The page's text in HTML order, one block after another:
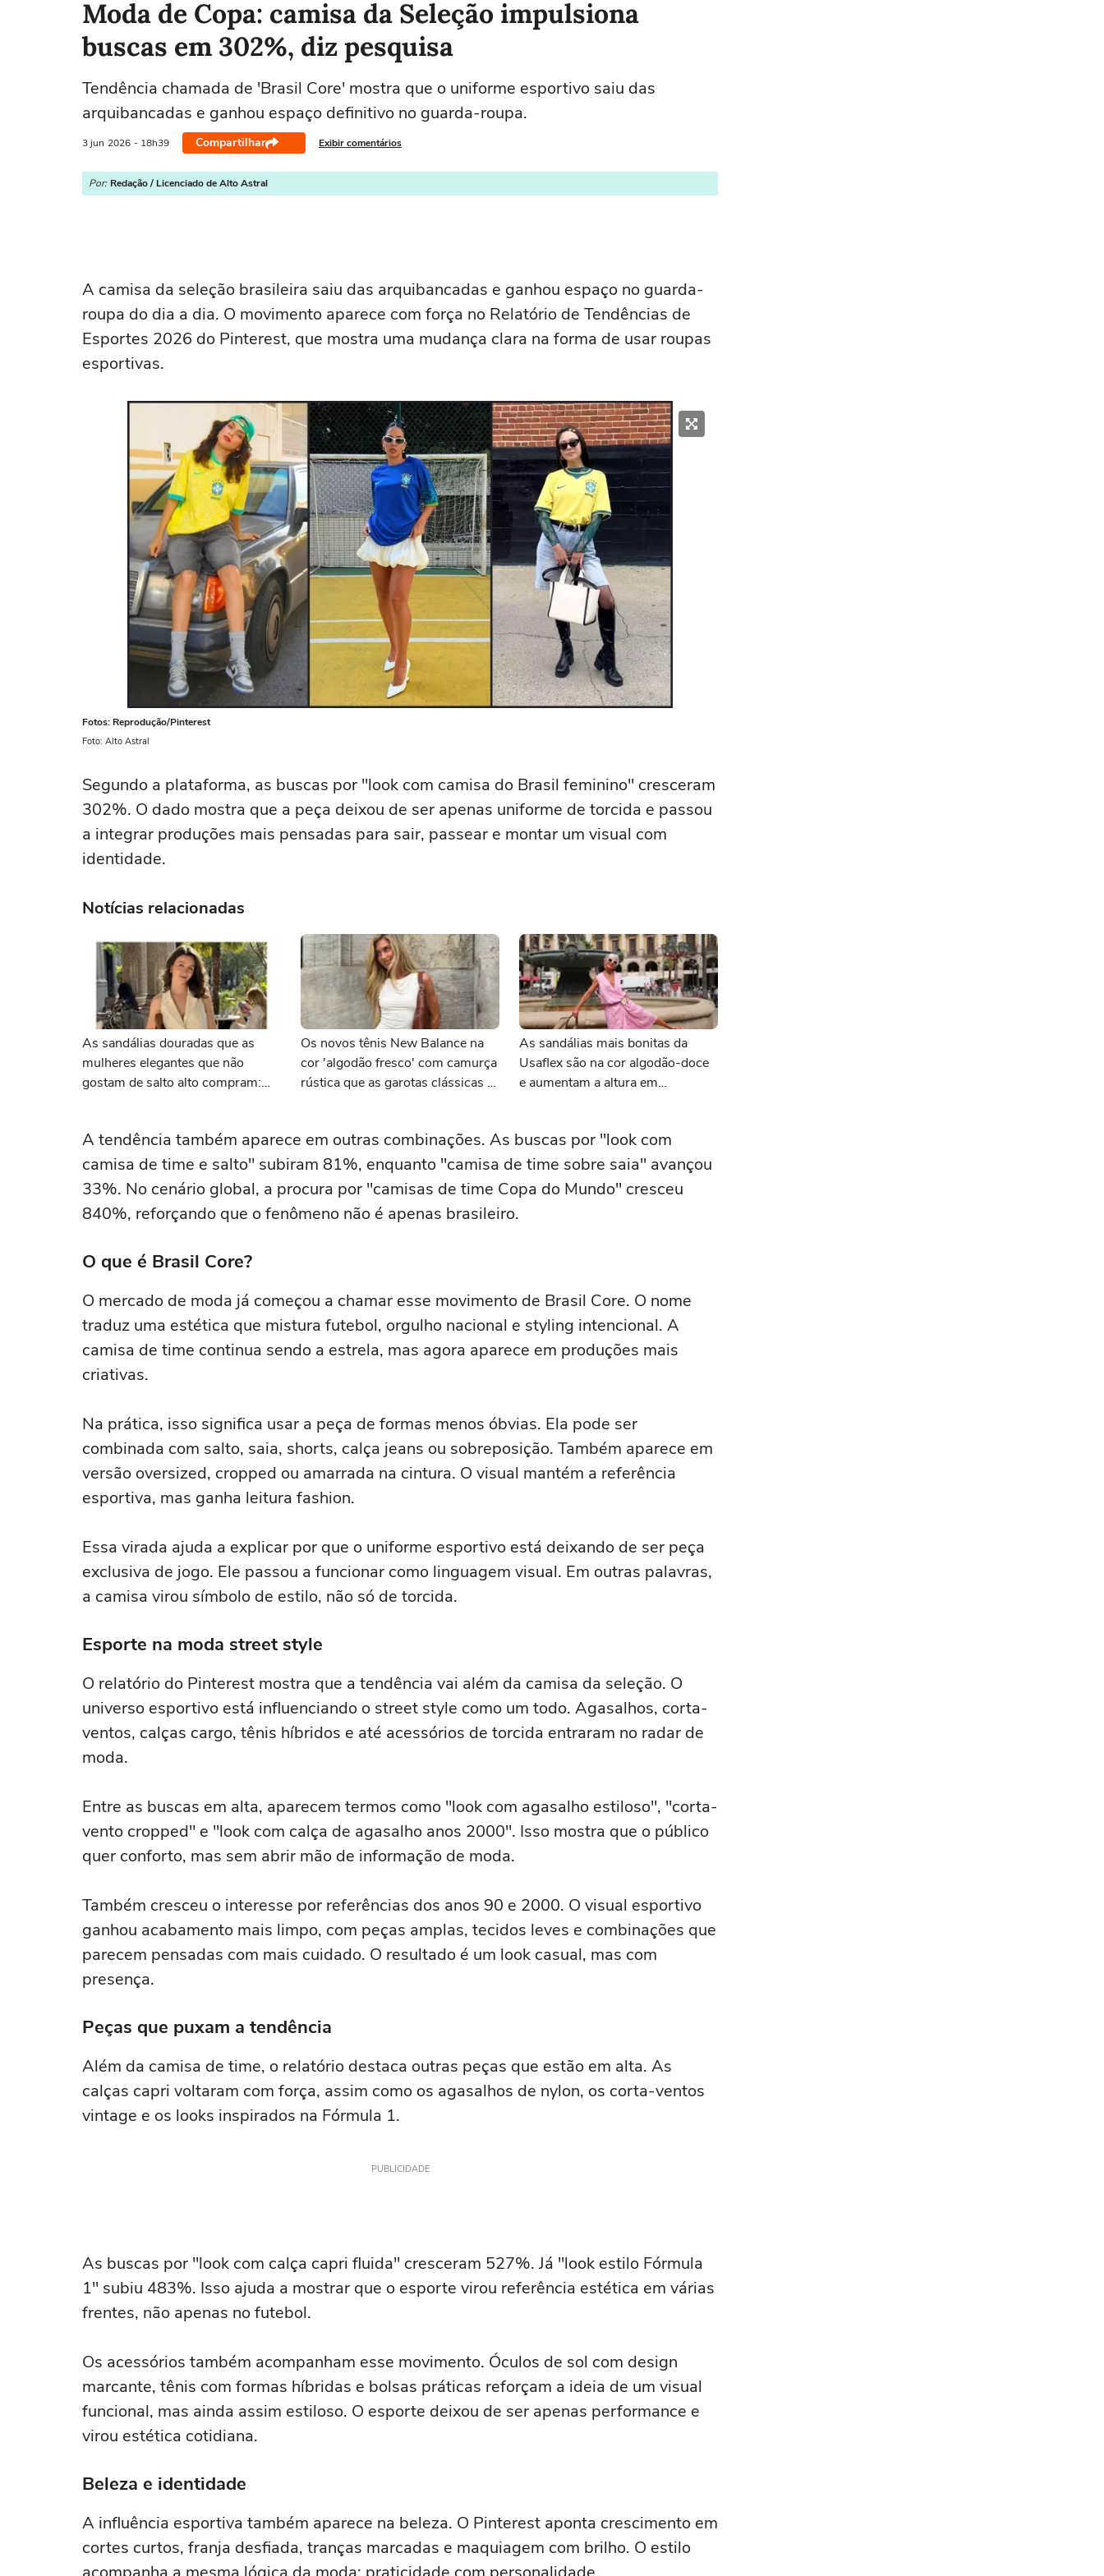
Moda de Copa: camisa da Seleção impulsiona
buscas em 302%, diz pesquisa
Tendência chamada de 'Brasil Core' mostra que o uniforme esportivo saiu das
arquibancadas e ganhou espaço definitivo no guarda-roupa.
3 jun 2026 - 18h39 Compartilhar Exibir comentários
Por: Redação / Licenciado de Alto Astral
A camisa da seleção brasileira saiu das arquibancadas e ganhou espaço no guarda-
roupa do dia a dia. O movimento aparece com força no Relatório de Tendências de
Esportes 2026 do Pinterest, que mostra uma mudança clara na forma de usar roupas
esportivas.
Fotos: Reprodução/Pinterest
Foto: Alto Astral
Segundo a plataforma, as buscas por "look com camisa do Brasil feminino" cresceram
302%. O dado mostra que a peça deixou de ser apenas uniforme de torcida e passou
a integrar produções mais pensadas para sair, passear e montar um visual com
identidade.
Notícias relacionadas
As sandálias douradas que as
mulheres elegantes que não
gostam de salto alto compram:
Os novos tênis New Balance na
cor 'algodão fresco' com camurça
rústica que as garotas clássicas e
As sandálias mais bonitas da
Usaflex são na cor algodão-doce
e aumentam a altura em
A tendência também aparece em outras combinações. As buscas por "look com
camisa de time e salto" subiram 81%, enquanto "camisa de time sobre saia" avançou
33%. No cenário global, a procura por "camisas de time Copa do Mundo" cresceu
840%, reforçando que o fenômeno não é apenas brasileiro.
O que é Brasil Core?
O mercado de moda já começou a chamar esse movimento de Brasil Core. O nome
traduz uma estética que mistura futebol, orgulho nacional e styling intencional. A
camisa de time continua sendo a estrela, mas agora aparece em produções mais
criativas.
Na prática, isso significa usar a peça de formas menos óbvias. Ela pode ser
combinada com salto, saia, shorts, calça jeans ou sobreposição. Também aparece em
versão oversized, cropped ou amarrada na cintura. O visual mantém a referência
esportiva, mas ganha leitura fashion.
Essa virada ajuda a explicar por que o uniforme esportivo está deixando de ser peça
exclusiva de jogo. Ele passou a funcionar como linguagem visual. Em outras palavras,
a camisa virou símbolo de estilo, não só de torcida.
Esporte na moda street style
O relatório do Pinterest mostra que a tendência vai além da camisa da seleção. O
universo esportivo está influenciando o street style como um todo. Agasalhos, corta-
ventos, calças cargo, tênis híbridos e até acessórios de torcida entraram no radar de
moda.
Entre as buscas em alta, aparecem termos como "look com agasalho estiloso", "corta-
vento cropped" e "look com calça de agasalho anos 2000". Isso mostra que o público
quer conforto, mas sem abrir mão de informação de moda.
Também cresceu o interesse por referências dos anos 90 e 2000. O visual esportivo
ganhou acabamento mais limpo, com peças amplas, tecidos leves e combinações que
parecem pensadas com mais cuidado. O resultado é um look casual, mas com
presença.
Peças que puxam a tendência
Além da camisa de time, o relatório destaca outras peças que estão em alta. As
calças capri voltaram com força, assim como os agasalhos de nylon, os corta-ventos
vintage e os looks inspirados na Fórmula 1.
PUBLICIDADE
As buscas por "look com calça capri fluida" cresceram 527%. Já "look estilo Fórmula
1" subiu 483%. Isso ajuda a mostrar que o esporte virou referência estética em várias
frentes, não apenas no futebol.
Os acessórios também acompanham esse movimento. Óculos de sol com design
marcante, tênis com formas híbridas e bolsas práticas reforçam a ideia de um visual
funcional, mas ainda assim estiloso. O esporte deixou de ser apenas performance e
virou estética cotidiana.
Beleza e identidade
A influência esportiva também aparece na beleza. O Pinterest aponta crescimento em
cortes curtos, franja desfiada, tranças marcadas e maquiagem com brilho. O estilo